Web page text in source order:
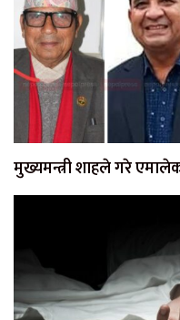
मुख्यमन्त्री शाहले गरे